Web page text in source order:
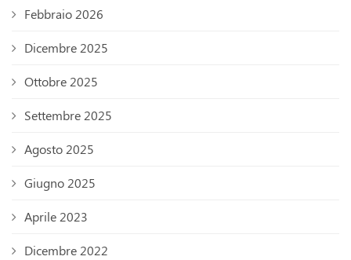
Febbraio 2026
Dicembre 2025
Ottobre 2025
Settembre 2025
Agosto 2025
Giugno 2025
Aprile 2023
Dicembre 2022